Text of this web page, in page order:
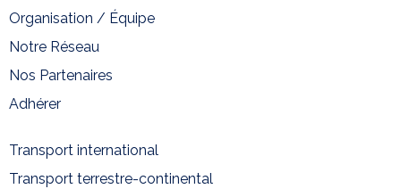
Organisation / Équipe
Notre Réseau
Nos Partenaires
Adhérer
Transport international
Transport terrestre-continental